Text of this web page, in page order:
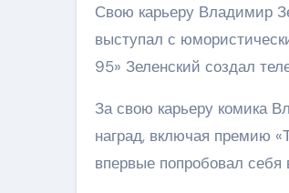
Свою карьеру Владимир
выступал с
95» Зеленский создал
За свою карьеру комика
наград, включая премию
впервые попробовал